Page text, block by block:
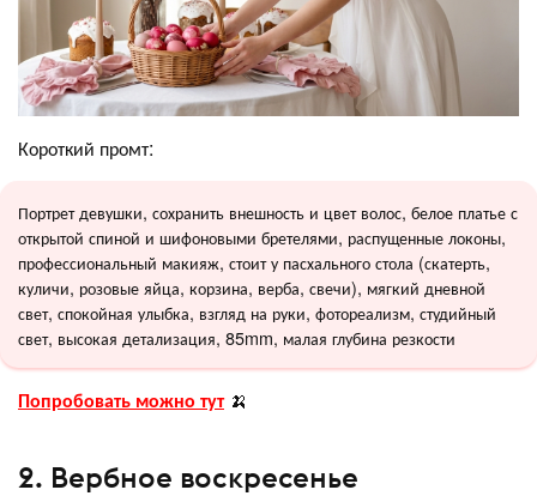
Короткий промт:
Портрет девушки, сохранить внешность и цвет волос, белое платье с
открытой спиной и шифоновыми бретелями, распущенные локоны,
профессиональный макияж, стоит у пасхального стола (скатерть,
куличи, розовые яйца, корзина, верба, свечи), мягкий дневной
свет, спокойная улыбка, взгляд на руки, фотореализм, студийный
свет, высокая детализация, 85mm, малая глубина резкости
Попробовать можно тут🍌
2. Вербное воскресенье